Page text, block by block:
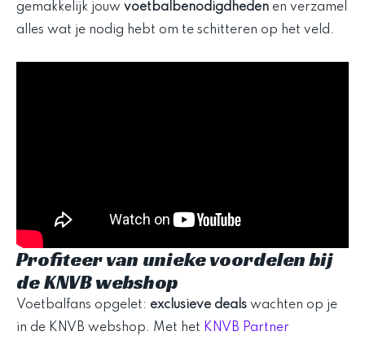
gemakkelijk jouw voetbalbenodigdheden en verzamel
alles wat je nodig hebt om te schitteren op het veld.
Profiteer van unieke voordelen bij
de KNVB webshop
Voetbalfans opgelet: exclusieve deals wachten op je
in de KNVB webshop. Met het KNVB Partner